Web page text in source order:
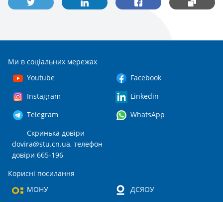
Ми в соціальних мережах
Youtube
Facebook
Instagram
Linkedin
Telegram
WhatsApp
Скринька довіри
dovira@stu.cn.ua, телефон
довіри 665-196
Корисні посилання
МОНУ
ДСЯОУ